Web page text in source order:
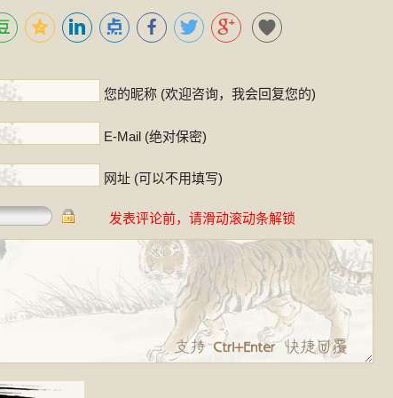
您的昵称 (欢迎咨询，我会回复您的)
E-Mail (绝对保密)
网址 (可以不用填写)
发表评论前，请滑动滚动条解锁